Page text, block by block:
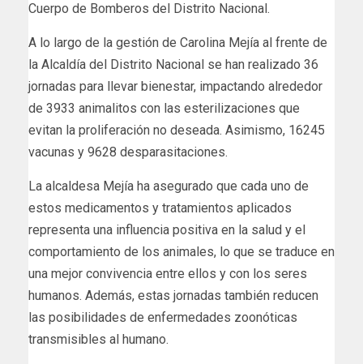
Cuerpo de Bomberos del Distrito Nacional.
A lo largo de la gestión de Carolina Mejía al frente de
la Alcaldía del Distrito Nacional se han realizado 36
jornadas para llevar bienestar, impactando alrededor
de 3933 animalitos con las esterilizaciones que
evitan la proliferación no deseada. Asimismo, 16245
vacunas y 9628 desparasitaciones.
La alcaldesa Mejía ha asegurado que cada uno de
estos medicamentos y tratamientos aplicados
representa una influencia positiva en la salud y el
comportamiento de los animales, lo que se traduce en
una mejor convivencia entre ellos y con los seres
humanos. Además, estas jornadas también reducen
las posibilidades de enfermedades zoonóticas
transmisibles al humano.